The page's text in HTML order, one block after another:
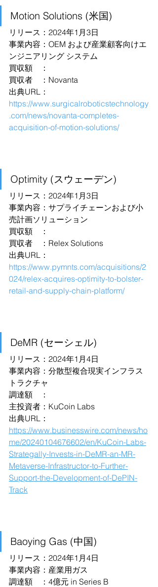
Motion Solutions (米国)
リリース：2024年1月3日
事業内容：OEM および産業顧客向けエ
ンジニアリング システム
買収額　：
買収者　：Novanta
出典URL：
https://www.surgicalroboticstechnology
.com/news/novanta-completes-
acquisition-of-motion-solutions/
Optimity (スウェーデン)
リリース：2024年1月3日
事業内容：サプライチェーンおよび小
売計画ソリューション
買収額　：
買収者　：Relex Solutions
出典URL：
https://www.pymnts.com/acquisitions/2
024/relex-acquires-optimity-to-bolster-
retail-and-supply-chain-platform/
DeMR (セーシェル)
リリース：2024年1月4日
事業内容：分散型複合現実インフラス
トラクチャ
調達額　：
主投資者：KuCoin Labs
出典URL：
https://www.businesswire.com/news/ho
me/20240104676602/en/KuCoin-Labs-
Strategally-Invests-in-DeMR-an-MR-
Metaverse-Infrastructor-to-Further-
Support-the-Development-of-DePIN-
Track
Baoying Gas (中国)
リリース：2024年1月4日
事業内容：産業用ガス
調達額　：4億元 in Series B